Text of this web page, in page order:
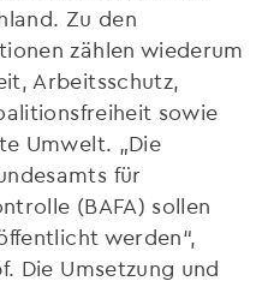
Zu den
zählen wiederum
Arbeitsschutz,
sowie
Umwelt. „Die
für
(BAFA) sollen
werden“,
Die Umsetzung und